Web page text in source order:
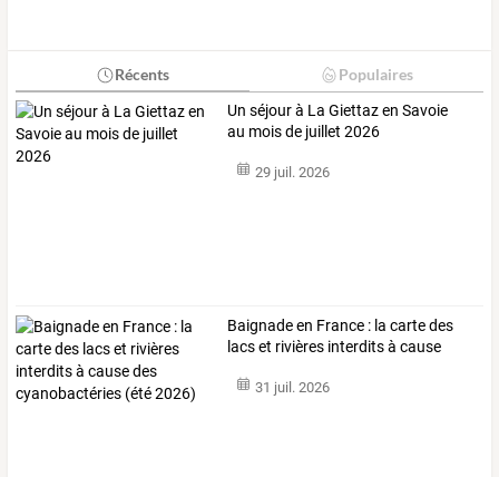
Récents Populaires
Un séjour à La Giettaz en Savoie
au mois de juillet 2026
29 juil. 2026
Baignadeen France : la cartedes
lacset rivières interditsà cause
31 juil. 2026